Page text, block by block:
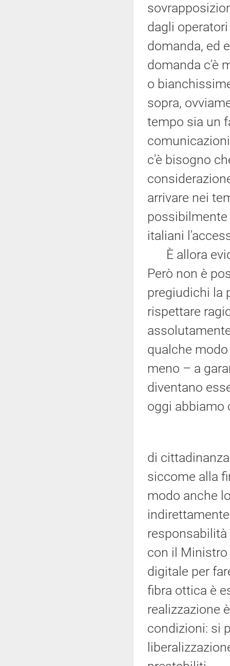
dagli
domanda, ed
domanda c'è
o
sopra,
tempo sia un
c'è bisogno
arrivare nei
italiani
È allora
Però non è
pregiudichi la
rispettare
qualche
meno – a
diventano
oggi abbiamo
di
siccome alla
modo anche
con il Ministro
digitale per
fibra ottica è
realizzazione
condizioni: si